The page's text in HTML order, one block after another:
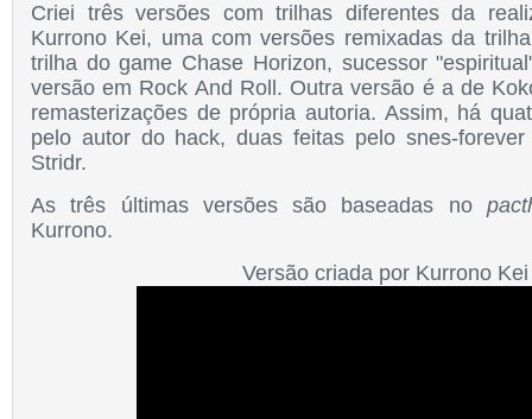
Criei três versões com trilhas diferentes da
Kurrono Kei, uma com versões remixadas da
trilha do game Chase Horizon, sucessor
versão em Rock And Roll. Outra versão é a de
remasterizações de própria autoria. Assim, há
pelo autor do hack, duas feitas pelo snes-
Stridr.
As três últimas versões são baseadas no
Kurrono.
Versão criada por Kurrono Kei